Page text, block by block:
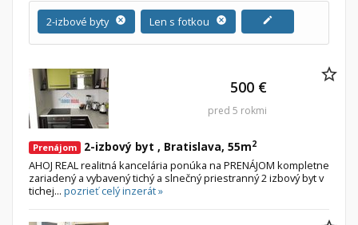
2-izbové byty cancel Len s fotkou cancel edit
Prenájom 2-izbový byt , Bratislava, 55m2
AHOJ REAL realitná kancelária ponúka na PRENÁJOM kompletne
zariadený a vybavený tichý a slnečný priestranný 2 izbový byt v
tichej... pozrieť celý inzerát »
500 €
pred 5 rokmi